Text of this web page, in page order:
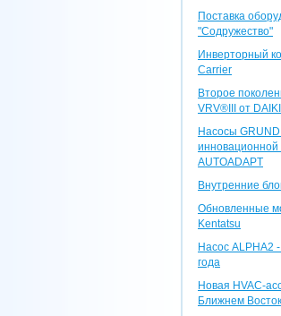
Поставка
"Содружество"
Инверторный
Carrier
Второе
VRV®III от
Насосы
инновационной
AUTOADAPT
Внутренние
Обновленные
Kentatsu
Насос ALPHA2
года
Новая HVAC-
Ближнем